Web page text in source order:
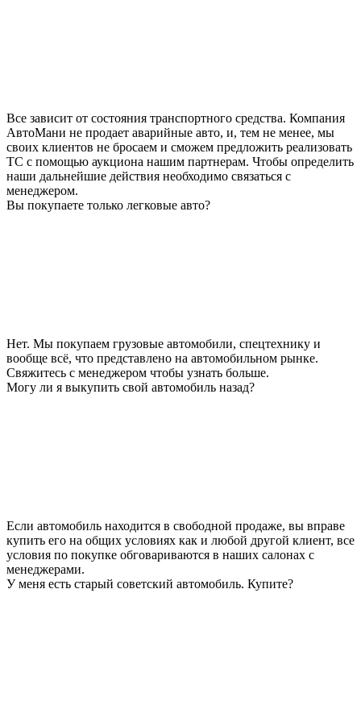
Все зависит от состояния транспортного средства. Компания
АвтоМани не продает аварийные авто, и, тем не менее, мы
своих клиентов не бросаем и сможем предложить реализовать
ТС с помощью аукциона нашим партнерам. Чтобы определить
наши дальнейшие действия необходимо связаться с
менеджером.
Вы покупаете только легковые авто?
Нет. Мы покупаем грузовые автомобили, спецтехнику и
вообще всё, что представлено на автомобильном рынке.
Свяжитесь с менеджером чтобы узнать больше.
Могу ли я выкупить свой автомобиль назад?
Если автомобиль находится в свободной продаже, вы вправе
купить его на общих условиях как и любой другой клиент, все
условия по покупке обговариваются в наших салонах с
менеджерами.
У меня есть старый советский автомобиль. Купите?